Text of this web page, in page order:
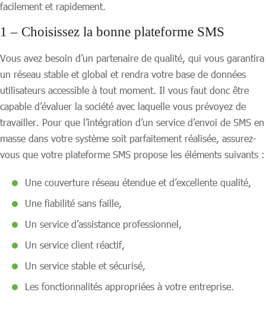
facilement et rapidement.
1 – Choisissez la bonne plateforme SMS
Vous avez besoin d’un partenaire de qualité, qui vous garantira
un réseau stable et global et rendra votre base de données
utilisateurs accessible à tout moment. Il vous faut donc être
capable d’évaluer la société avec laquelle vous prévoyez de
travailler. Pour que l’intégration d’un service d’envoi de SMS en
masse dans votre système soit parfaitement réalisée, assurez-
vous que votre plateforme SMS propose les éléments suivants :
Une couverture réseau étendue et d’excellente qualité,
Une fiabilité sans faille,
Un service d’assistance professionnel,
Un service client réactif,
Un service stable et sécurisé,
Les fonctionnalités appropriées à votre entreprise.